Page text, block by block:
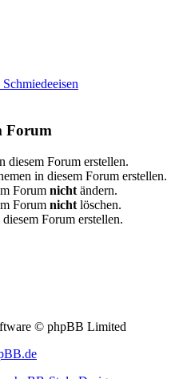
Forum
diesem Forum erstellen.
in diesem Forum erstellen.
Forum nicht ändern.
Forum nicht löschen.
Forum erstellen.
© phpBB Limited